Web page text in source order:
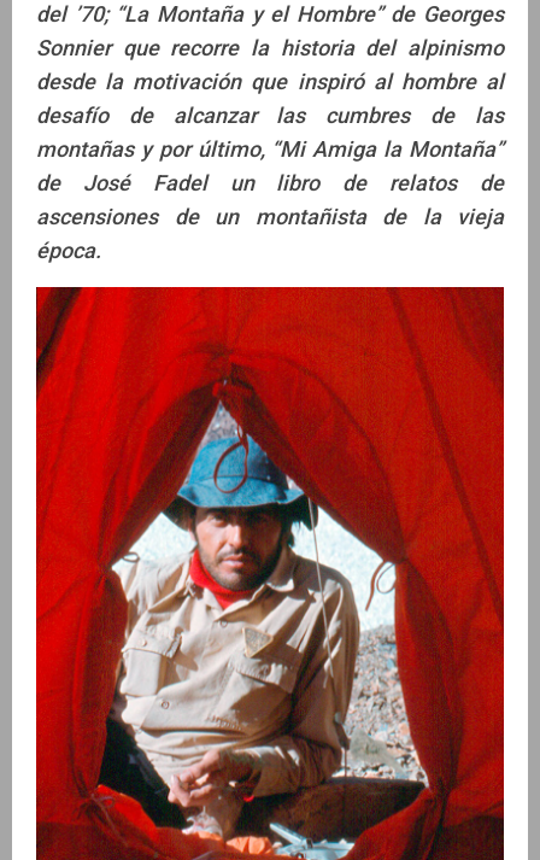
del ’70; “La Montaña y el Hombre” de Georges
Sonnier que recorre la historia del alpinismo
desde la motivación que inspiró al hombre al
desafío de alcanzar las cumbres de las
montañas y por último, “Mi Amiga la Montaña”
de José Fadel un libro de relatos de
ascensiones de un montañista de la vieja
época.